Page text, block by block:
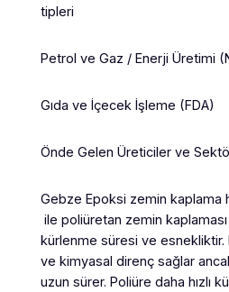
tipleri
Petrol ve Gaz / Enerji Üretimi
Gıda ve İçecek İşleme (FDA)
Önde Gelen Üreticiler ve
Gebze Epoksi zemin
ile poliüretan zemin
kürlenme süresi ve esnekliktir.
ve kimyasal direnç sağlar
uzun sürer. Poliüre daha hızlı